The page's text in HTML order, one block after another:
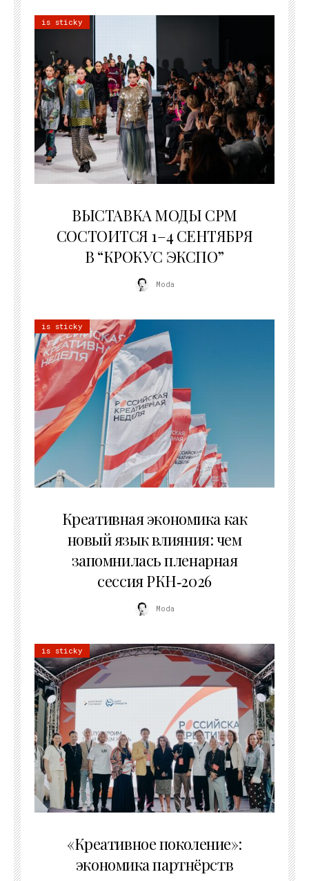
is sticky
ВЫСТАВКА МОДЫ CPM
СОСТОИТСЯ 1–4 СЕНТЯБРЯ
В “КРОКУС ЭКСПО”
Moda
is sticky
Креативная экономика как
новый язык влияния: чем
запомнилась пленарная
сессия РКН‑2026
Moda
is sticky
«Креативное поколение»:
экономика партнёрств